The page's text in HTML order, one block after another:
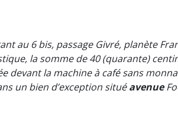
au 6 bis, passage Givré, planète
la somme de 40 (quarante)
devant la machine à café sans
un bien d’exception situéavenue